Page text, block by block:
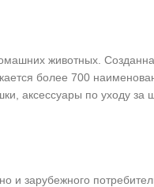
животных.
более 700
аксессуары по уходу за
и зарубежного